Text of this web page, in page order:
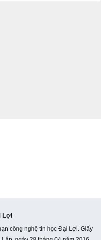
Lợi
công nghệ tin học Đại Lợi. Giấy